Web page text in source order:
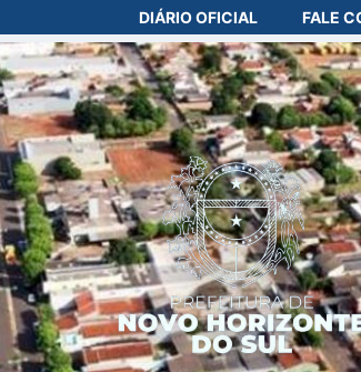
DIÁRIO OFICIAL FALE